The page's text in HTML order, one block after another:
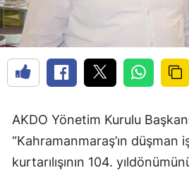
AKDO Yönetim Kurulu
“Kahramanmaraş’ın düşman
kurtarılışının 104.